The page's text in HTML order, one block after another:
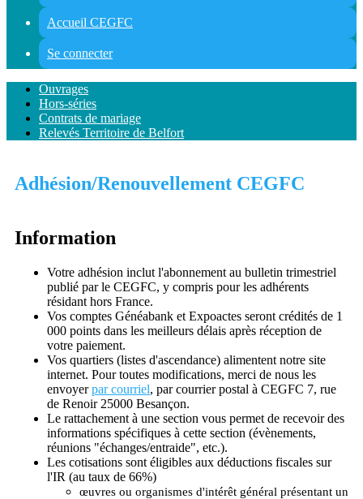
Accueil CEGFC
Se connecter
Ouvrages
Hors-séries
Contrats de mariage
Relevés Territoire de Belfort
Adhésion/Renouvellement CEGFC
Information
Votre adhésion inclut l'abonnement au bulletin trimestriel
publié par le CEGFC, y compris pour les adhérents
résidant hors France.
Vos comptes Généabank et Expoactes seront crédités de 1
000 points dans les meilleurs délais après réception de
votre paiement.
Vos quartiers (listes d'ascendance) alimentent notre site
internet. Pour toutes modifications, merci de nous les
envoyerpar courriel, par courrier postal à CEGFC 7, rue
de Renoir 25000 Besançon.
Le rattachement à une section vous permet de recevoir des
informations spécifiques à cette section (évènements,
réunions "échanges/entraide", etc.).
Les cotisations sont éligibles aux déductions fiscales sur
l'IR (au taux de 66%)
œuvres ou organismes d'intérêt général présentant un